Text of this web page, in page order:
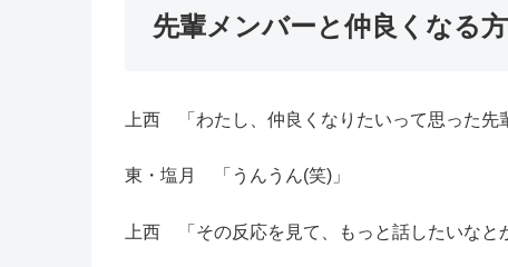
先輩メンバーと仲良くなる
上西 「わたし、仲良くなりたいって思った先
東・塩月 「うんうん(笑)」
上西 「その反応を見て、もっと話したいなと